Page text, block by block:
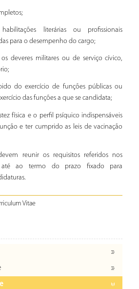
literárias ou profissionais
para o desempenho do cargo;
deveres militares ou de serviço cívico,
do exercício de funções públicas ou
das funções a que se candidata;
física e o perfil psíquico indispensáveis
e ter cumprido as leis de vacinação
reunir os requisitos referidos nos
até ao termo do prazo fixado para
Vitae